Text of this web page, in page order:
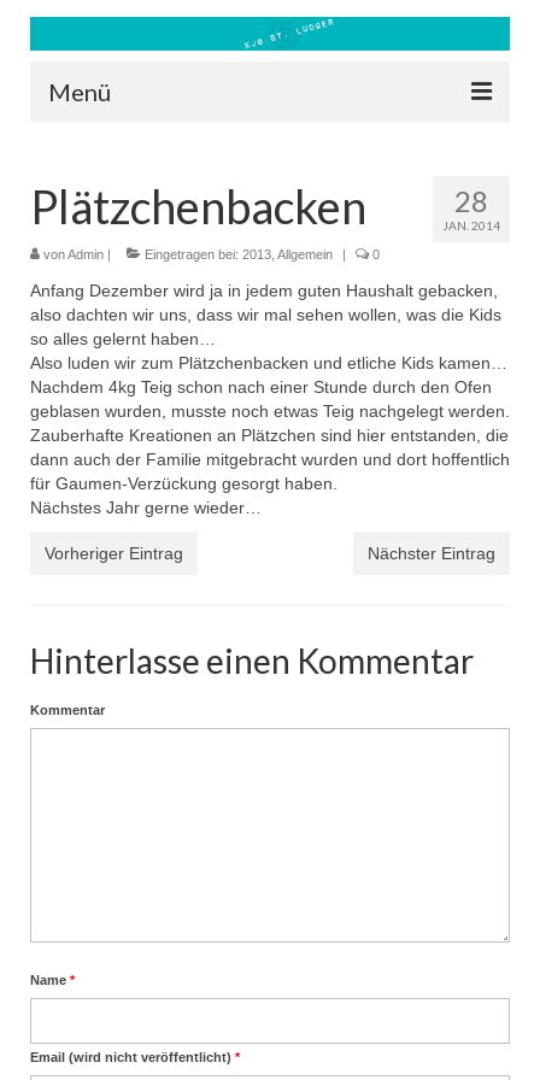
Menü
Kontakt
Bilder
Freizeit 2026
Datenschutz
Impressum
Downloads
28
JAN. 2014
Plätzchenbacken
vonAdmin | Eingetragen bei: 2013 Allgemein | 0
Anfang Dezember wird ja in jedem guten Haushalt gebacken,
also dachten wir uns, dass wir mal sehen wollen, was die Kids
so alles gelernt haben…
Also luden wir zum Plätzchenbacken und etliche Kids kamen…
Nachdem 4kg Teig schon nach einer Stunde durch den Ofen
geblasen wurden, musste noch etwas Teig nachgelegt werden.
Zauberhafte Kreationen an Plätzchen sind hier entstanden, die
dann auch der Familie mitgebracht wurden und dort hoffentlich
für Gaumen-Verzückung gesorgt haben.
Nächstes Jahr gerne wieder…
Vorheriger Eintrag Nächster Eintrag
Hinterlasse einen Kommentar
Kommentar
Name *
Email (wird nicht veröffentlicht) *